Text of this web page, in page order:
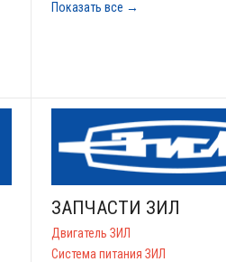
Показать все →
ЗАПЧАСТИ ЗИЛ
Двигатель ЗИЛ
Система питания ЗИЛ